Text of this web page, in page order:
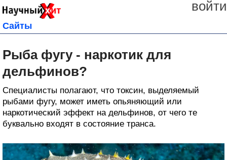
войти
Сайты
Рыба фугу - наркотик для
дельфинов?
Специалисты полагают, что токсин, выделяемый
рыбами фугу, может иметь опьяняющий или
наркотический эффект на дельфинов, от чего те
буквально входят в состояние транса.